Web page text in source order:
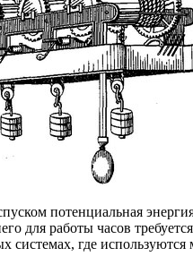
потенциальная
для работы часов
системах, где